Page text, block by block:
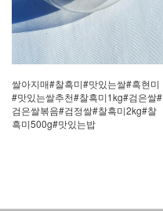
쌀아지매#찰흑미#맛있는쌀#흑현미
#맛있는쌀추천#찰흑미1kg#검은쌀#
검은쌀볶음#검정쌀#찰흑미2kg#찰
흑미500g#맛있는밥